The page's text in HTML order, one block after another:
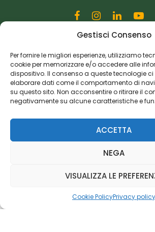
Gestisci Consenso
Per fornire le migliori esperienze, utilizziamo
cookie per memorizzare e/o accedere alle
dispositivo. Il consenso a queste tecnologie
elaborare dati come il comportamento di
su questo sito. Non acconsentire o ritirare il
negativamente su alcune caratteristiche e
ACCETTA
NEGA
VISUALIZZA LE
Cookie PolicyPrivacy policy
Via Martiri della Libertà, 28
20833 Giussano (MB)
P.I. 06982770965
Privacy Policy